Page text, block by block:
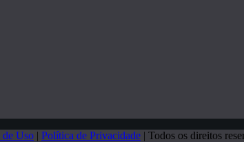
de Uso | Política de Privacidade | Todos os direitos